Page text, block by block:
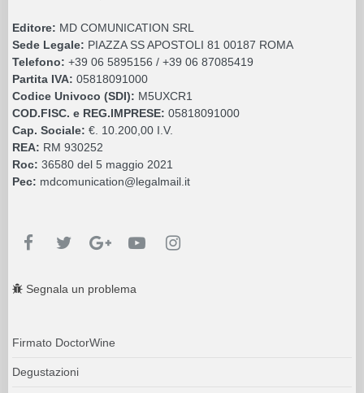
Editore: MD COMUNICATION SRL
Sede Legale: PIAZZA SS APOSTOLI 81 00187 ROMA
Telefono: +39 06 5895156 / +39 06 87085419
Partita IVA: 05818091000
Codice Univoco (SDI): M5UXCR1
COD.FISC. e REG.IMPRESE: 05818091000
Cap. Sociale: €. 10.200,00 I.V.
REA: RM 930252
Roc: 36580 del 5 maggio 2021
Pec: mdcomunication@legalmail.it
Segnala un problema
Firmato DoctorWine
Degustazioni